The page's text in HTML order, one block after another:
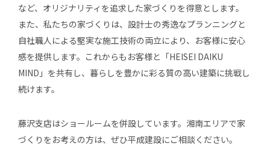
など、オリジナリティを追求した家づくりを得意とします。
また、私たちの家づくりは、設計士の秀逸なプランニングと
自社職人による堅実な施工技術の両立により、お客様に安心
感を提供します。これからもお客様と「HEISEI DAIKU
MIND」を共有し、暮らしを豊かに彩る質の高い建築に挑戦し
続けます。
藤沢支店はショールームを併設しています。湘南エリアで家
づくりをお考えの方は、ぜひ平成建設にご相談ください。